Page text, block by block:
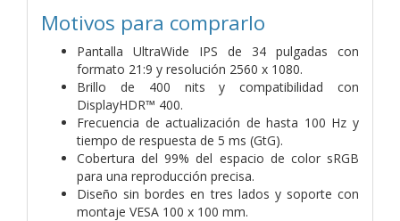
Motivos para comprarlo
Pantalla UltraWide IPS de 34 pulgadas con
formato 21:9 y resolución 2560 x 1080.
Brillo de 400 nits y compatibilidad con
DisplayHDR™ 400.
Frecuencia de actualización de hasta 100 Hz y
tiempo de respuesta de 5 ms (GtG).
Cobertura del 99% del espacio de color sRGB
para una reproducción precisa.
Diseño sin bordes en tres lados y soporte con
montaje VESA 100 x 100 mm.